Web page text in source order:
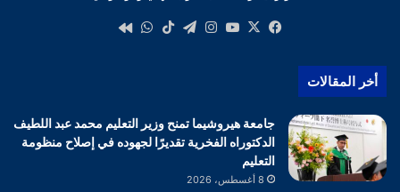
فيسبوك
‫X
‫YouTube
انستقرام
تيلقرام‫TikTokواتساب
أخر المقالات
جامعة هيروشيما تمنح وزير التعليم محمد عبد اللطيف
الدكتوراه الفخرية تقديرًا لجهوده في إصلاح منظومة
التعليم
8 أغسطس، 2026